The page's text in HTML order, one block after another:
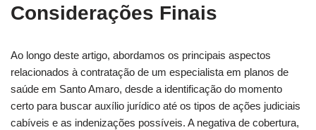
Considerações Finais
Ao longo deste artigo, abordamos os principais aspectos
relacionados à contratação de um especialista em planos de
saúde em Santo Amaro, desde a identificação do momento
certo para buscar auxílio jurídico até os tipos de ações judiciais
cabíveis e as indenizações possíveis. A negativa de cobertura,